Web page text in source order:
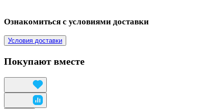
Ознакомиться с условиями доставки
Условия доставки
Покупают вместе